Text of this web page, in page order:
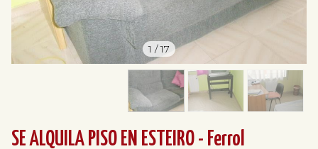
1 /17
SE ALQUILA PISO EN ESTEIRO - Ferrol